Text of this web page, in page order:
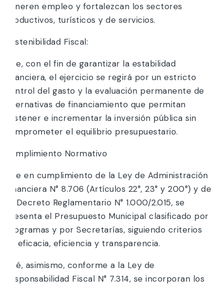
generen empleo y fortalezcan los sectores
productivos, turísticos y de servicios.
Sostenibilidad Fiscal:
Que, con el fin de garantizar la estabilidad
financiera, el ejercicio se regirá por un estricto
control del gasto y la evaluación permanente de
alternativas de financiamiento que permitan
sostener e incrementar la inversión pública sin
comprometer el equilibrio presupuestario.
Cumplimiento Normativo
Que en cumplimiento de la Ley de Administración
Financiera N° 8.706 (Artículos 22°, 23° у 200°) у de
su Decreto Reglamentario N° 1.000/2.015, se
presenta el Presupuesto Municipal clasificado por
Programas y por Secretarías, siguiendo criterios
de eficacia, eficiencia y transparencia.
Qué, asimismo, conforme a la Ley de
Responsabilidad Fiscal N° 7.314, se incorporan los